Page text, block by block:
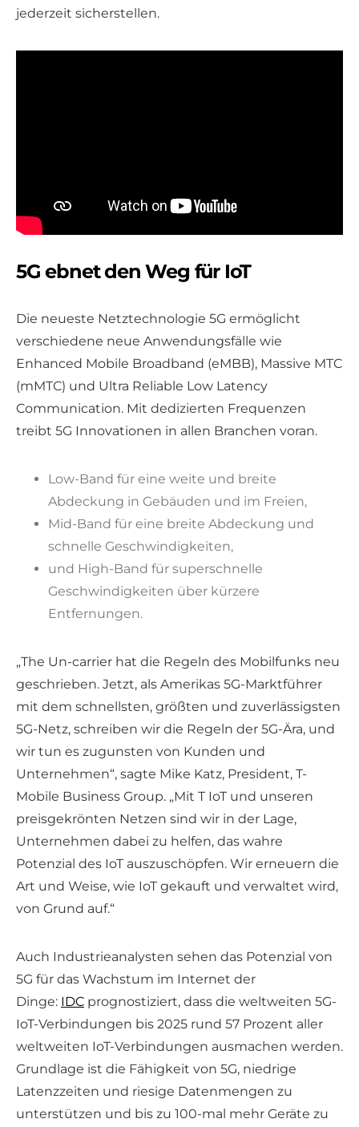
jederzeit sicherstellen.
5G ebnet den Weg für IoT
Die neueste Netztechnologie 5G ermöglicht
verschiedene neue Anwendungsfälle wie
Enhanced Mobile Broadband (eMBB), Massive MTC
(mMTC) und Ultra Reliable Low Latency
Communication. Mit dedizierten Frequenzen
treibt 5G Innovationen in allen Branchen voran.
Low-Band für eine weite und breite
Abdeckung in Gebäuden und im Freien,
Mid-Band für eine breite Abdeckung und
schnelle Geschwindigkeiten,
und High-Band für superschnelle
Geschwindigkeiten über kürzere
Entfernungen.
„The Un-carrier hat die Regeln des Mobilfunks neu
geschrieben. Jetzt, als Amerikas 5G-Marktführer
mit dem schnellsten, größten und zuverlässigsten
5G-Netz, schreiben wir die Regeln der 5G-Ära, und
wir tun es zugunsten von Kunden und
Unternehmen“, sagte Mike Katz, President, T-
Mobile Business Group. „Mit T IoT und unseren
preisgekrönten Netzen sind wir in der Lage,
Unternehmen dabei zu helfen, das wahre
Potenzial des IoT auszuschöpfen. Wir erneuern die
Art und Weise, wie IoT gekauft und verwaltet wird,
von Grund auf.“
Auch Industrieanalysten sehen das Potenzial von
5G für das Wachstum im Internet der
Dinge: IDC prognostiziert, dass die weltweiten 5G-
IoT-Verbindungen bis 2025 rund 57 Prozent aller
weltweiten IoT-Verbindungen ausmachen werden.
Grundlage ist die Fähigkeit von 5G, niedrige
Latenzzeiten und riesige Datenmengen zu
unterstützen und bis zu 100-mal mehr Geräte zu